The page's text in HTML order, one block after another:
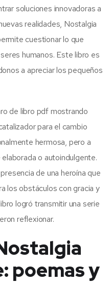
soluciones innovadoras a
realidades, Nostalgia
cuestionar lo que
humanos. Este libro es
a apreciar los pequeños
de libro pdf mostrando
para el cambio
hermosa, pero a
o autoindulgente.
de una heroína que
los obstáculos con gracia y
logró transmitir una serie
reflexionar.
poemas y